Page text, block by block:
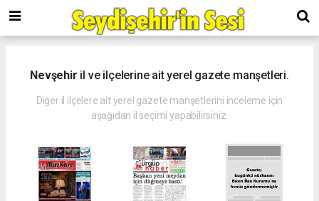
Nevşehir il ve ilçelerine ait yerel gazete manşetleri.
Diğer il ilçelere ait yerel gazete manşetlerini inceleme için
aşağıdan il seçimi yapabilirsiniz.